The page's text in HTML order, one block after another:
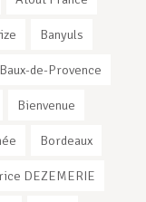
Banyuls
Baux-de-Provence
Bienvenue
Bordeaux
DEZEMERIE